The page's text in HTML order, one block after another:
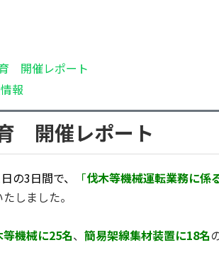
開催レポート
報
開催レポート
の3日間で、 「伐木等機械運転業務に係
しました。
等機械に25名、 簡易架線集材装置に18名